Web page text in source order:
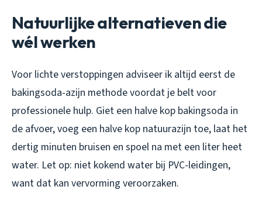
Natuurlijke alternatieven die
wél werken
Voor lichte verstoppingen adviseer ik altijd eerst de
bakingsoda-azijn methode voordat je belt voor
professionele hulp. Giet een halve kop bakingsoda in
de afvoer, voeg een halve kop natuurazijn toe, laat het
dertig minuten bruisen en spoel na met een liter heet
water. Let op: niet kokend water bij PVC-leidingen,
want dat kan vervorming veroorzaken.